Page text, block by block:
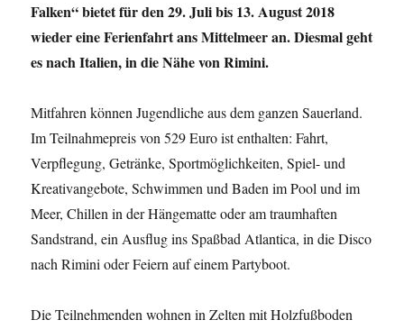
Falken“ bietet für den 29. Juli bis 13. August 2018
wieder eine Ferienfahrt ans Mittelmeer an. Diesmal geht
es nach Italien, in die Nähe von Rimini.
Mitfahren können Jugendliche aus dem ganzen Sauerland.
Im Teilnahmepreis von 529 Euro ist enthalten: Fahrt,
Verpflegung, Getränke, Sportmöglichkeiten, Spiel- und
Kreativangebote, Schwimmen und Baden im Pool und im
Meer, Chillen in der Hängematte oder am traumhaften
Sandstrand, ein Ausflug ins Spaßbad Atlantica, in die Disco
nach Rimini oder Feiern auf einem Partyboot.
Die Teilnehmenden wohnen in Zelten mit Holzfußboden